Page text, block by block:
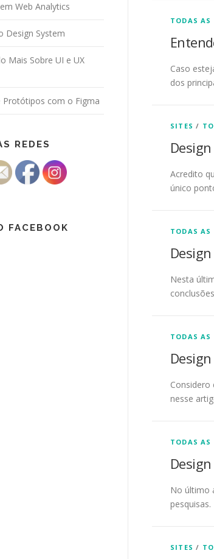
TODAS AS
Caso
dos
SITES /
Acredito
único
TODAS AS
Nesta
TODAS AS
Considero
nesse
TODAS AS
No último
SITES /
Web Analytics
Design System
Mais Sobre UI e UX
Protótipos com o Figma
REDES
FACEBOOK